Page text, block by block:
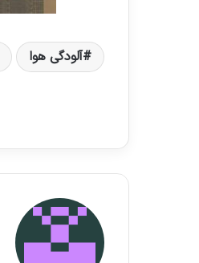
آلودگی هوا